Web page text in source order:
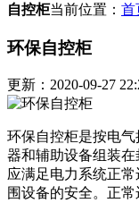
自控柜当前位置： 首
环保自控柜
更新：2020-09-27
环保自控柜是按电
器和辅助设备组装
应满足电力系统正
围设备的安全。正